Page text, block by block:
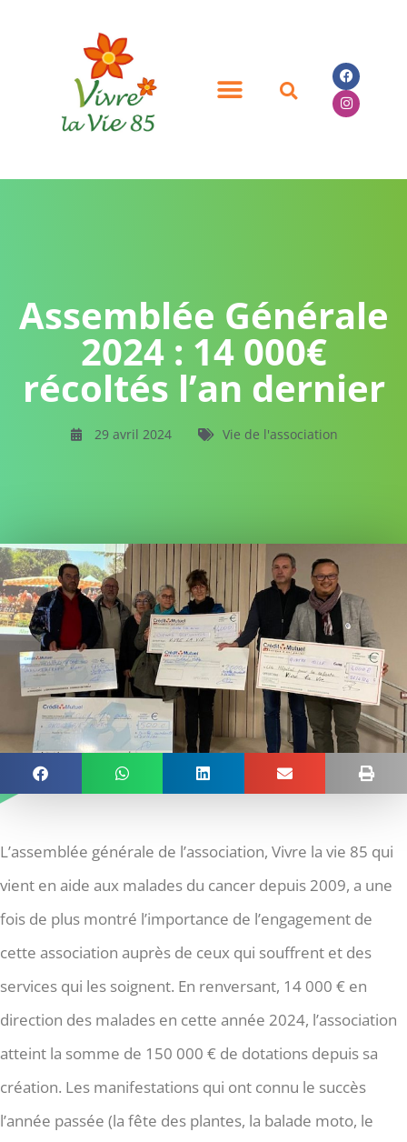
Assemblée Générale
2024 : 14 000€
récoltés l’an dernier
29 avril 2024 Vie de l'association
L’assemblée générale de l’association, Vivre la vie 85 qui
vient en aide aux malades du cancer depuis 2009, a une
fois de plus montré l’importance de l’engagement de
cette association auprès de ceux qui souffrent et des
services qui les soignent. En renversant, 14 000 € en
direction des malades en cette année 2024, l’association
atteint la somme de 150 000 € de dotations depuis sa
création. Les manifestations qui ont connu le succès
l’année passée (la fête des plantes, la balade moto, le